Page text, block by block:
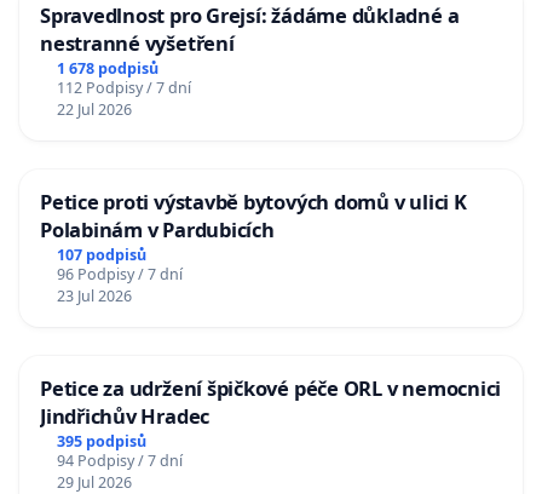
Spravedlnost pro Grejsí: žádáme důkladné a
nestranné vyšetření
1 678 podpisů
112 Podpisy / 7 dní
22 Jul 2026
Petice proti výstavbě bytových domů v ulici K
Polabinám v Pardubicích
107 podpisů
96 Podpisy / 7 dní
23 Jul 2026
Petice za udržení špičkové péče ORL v nemocnici
Jindřichův Hradec
395 podpisů
94 Podpisy / 7 dní
29 Jul 2026